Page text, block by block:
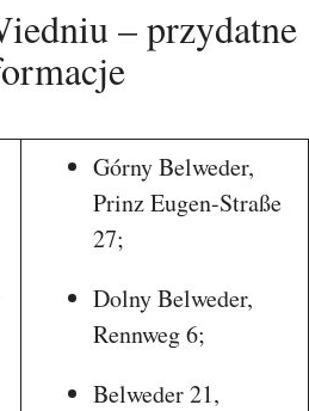
– przydatne
Górny Belweder,
Prinz Eugen-Straße
27;
Dolny Belweder,
Rennweg 6;
Belweder 21,